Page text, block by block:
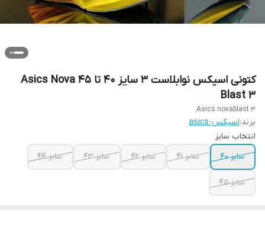
کتونی اسیکس نوابلاست 3 سایز ۴۰ تا ۴۵ Asics Nova
Blast 3
Asics novablast 3
برند:اسیکس-asics
انتخاب سایز
سایز ۴۰
سایز ۴۱ سایز ۴۲ سایز ۴۳ سایز ۴۴
سایز ۴۵